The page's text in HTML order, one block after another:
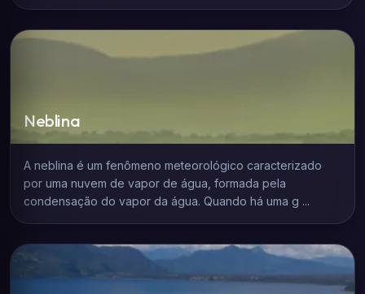
Neblina
A neblina é um fenômeno meteorológico caracterizado
por uma nuvem de vapor de água, formada pela
condensação do vapor da água. Quando há uma g ...